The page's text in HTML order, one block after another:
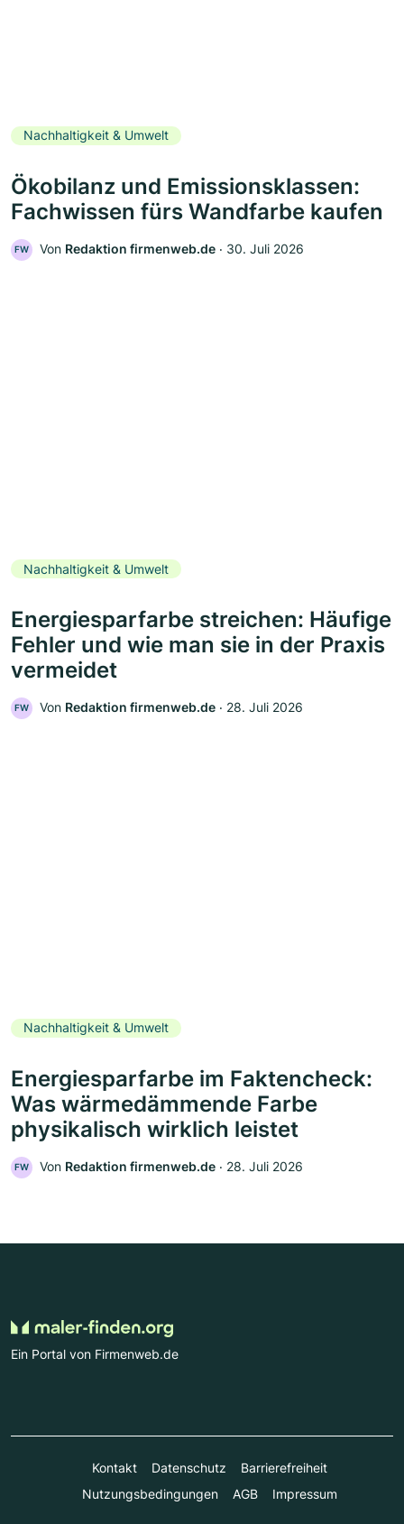
Nachhaltigkeit & Umwelt
Ökobilanz und Emissionsklassen:
Fachwissen fürs Wandfarbe kaufen
FW Von Redaktion firmenweb.de ‧ 30. Juli 2026
Nachhaltigkeit & Umwelt
Energiesparfarbe streichen: Häufige
Fehler und wie man sie in der Praxis
vermeidet
FW Von Redaktion firmenweb.de ‧ 28. Juli 2026
Nachhaltigkeit & Umwelt
Energiesparfarbe im Faktencheck:
Was wärmedämmende Farbe
physikalisch wirklich leistet
FW Von Redaktion firmenweb.de ‧ 28. Juli 2026
Ein Portal von Firmenweb.de
Kontakt Datenschutz
Barrierefreiheit
Nutzungsbedingungen
AGB Impressum